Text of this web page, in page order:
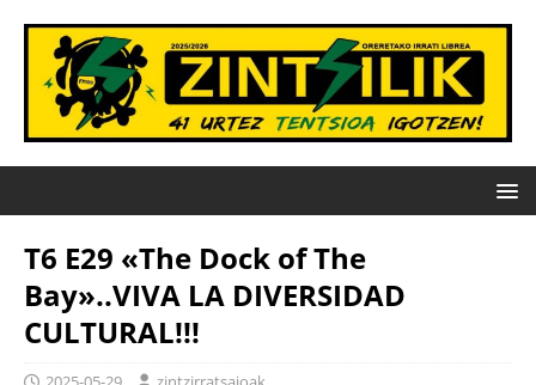
T6 E29 «The Dock of The
Bay»..VIVA LA DIVERSIDAD
CULTURAL!!!